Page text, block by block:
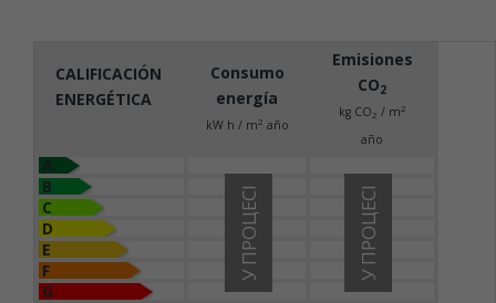
CALIFICACIÓN
ENERGÉTICA
Consumo
energía
kW h / m2 año
Emisiones
CO2
kg CO2 / m2
año
B
C
D
E
F
G
У ПРОЦЕСІ
У ПРОЦЕСІ